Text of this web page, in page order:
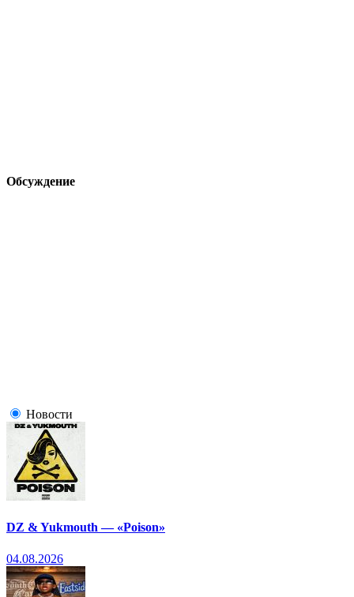
Обсуждение
Новости
DZ & Yukmouth — «Poison»
04.08.2026